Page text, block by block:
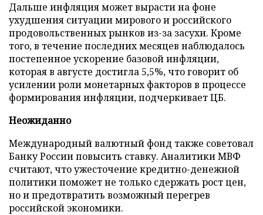
Дальше инфляция может вырасти на фоне
ухудшения ситуации мирового и российского
продовольственных рынков из-за засухи. Кроме
того, в течение последних месяцев наблюдалось
постепенное ускорение базовой инфляции,
которая в августе достигла 5,5%, что говорит об
усилении роли монетарных факторов в процессе
формирования инфляции, подчеркивает ЦБ.
Неожиданно
Международный валютный фонд также советовал
Банку России повысить ставку. Аналитики МВФ
считают, что ужесточение кредитно-денежной
политики поможет не только сдержать рост цен,
но и предотвратить возможный перегрев
российской экономики.